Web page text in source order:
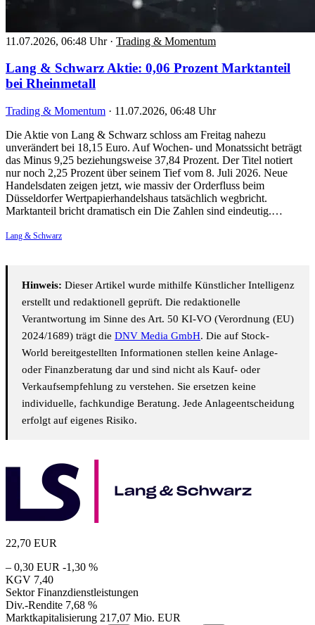
11.07.2026, 06:48 Uhr · Trading & Momentum
Lang & Schwarz Aktie: 0,06 Prozent Marktanteil
bei Rheinmetall
Trading & Momentum · 11.07.2026, 06:48 Uhr
Die Aktie von Lang & Schwarz schloss am Freitag nahezu
unverändert bei 18,15 Euro. Auf Wochen- und Monatssicht beträgt
das Minus 9,25 beziehungsweise 37,84 Prozent. Der Titel notiert
nur noch 2,25 Prozent über seinem Tief vom 8. Juli 2026. Neue
Handelsdaten zeigen jetzt, wie massiv der Orderfluss beim
Düsseldorfer Wertpapierhandelshaus tatsächlich wegbricht.
Marktanteil bricht dramatisch ein Die Zahlen sind eindeutig.…
Lang & Schwarz
Hinweis: Dieser Artikel wurde mithilfe Künstlicher Intelligenz
erstellt und redaktionell geprüft. Die redaktionelle
Verantwortung im Sinne des Art. 50 KI-VO (Verordnung (EU)
2024/1689) trägt die DNV Media GmbH. Die auf Stock-
World bereitgestellten Informationen stellen keine Anlage-
oder Finanzberatung dar und sind nicht als Kauf- oder
Verkaufsempfehlung zu verstehen. Sie ersetzen keine
individuelle, fachkundige Beratung. Jede Anlageentscheidung
erfolgt auf eigenes Risiko.
22,70 EUR
– 0,30 EUR -1,30 %
KGV 7,40
Sektor Finanzdienstleistungen
Div.-Rendite 7,68 %
Marktkapitalisierung 217,07 Mio. EUR